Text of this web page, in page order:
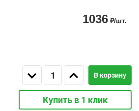
1036 ₽/шт.
В корзину
Купить в 1 клик